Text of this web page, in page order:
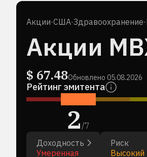
Акции·США·Здравоохранение·
Акции
$ 67.48Обновлено 05.08.2026
Рейтинг эмитента
2/7
Доходность
Умеренная
Риск
Высокий